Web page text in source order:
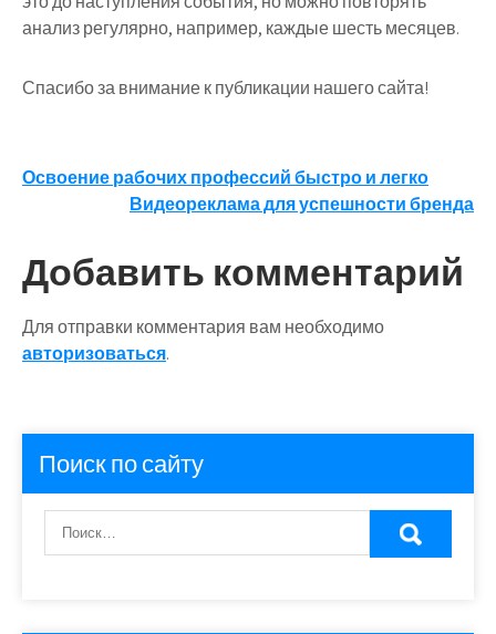
анализ регулярно, например, каждые шесть месяцев.
Спасибо за внимание к публикации нашего сайта!
Навигация
записям
Освоение рабочих профессий быстро и легко
Видеореклама для успешности бренда
Добавить комментарий
Для отправки комментария вам необходимо
авторизоваться.
Поиск по сайту